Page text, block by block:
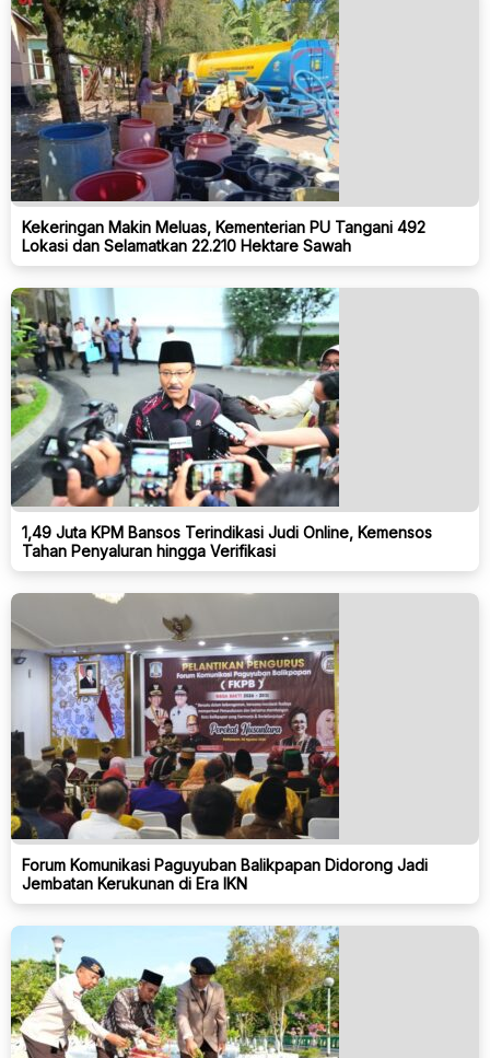
Kekeringan Makin Meluas, Kementerian PU Tangani 492
Lokasi dan Selamatkan 22.210 Hektare Sawah
1,49 Juta KPM Bansos Terindikasi Judi Online, Kemensos
Tahan Penyaluran hingga Verifikasi
Forum Komunikasi Paguyuban Balikpapan Didorong Jadi
Jembatan Kerukunan di Era IKN